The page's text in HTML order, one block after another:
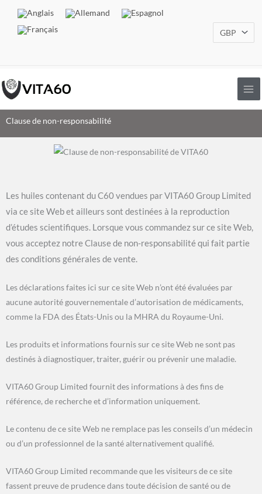
contenu
Clause de non-responsabilité
Les huiles contenant du C60 vendues par VITA60 Group Limited
via ce site Web et ailleurs sont destinées à la reproduction
d’études scientifiques. Lorsque vous commandez sur ce site Web,
vous acceptez notre Clause de non-responsabilité qui fait partie
des conditions générales de vente.
Les déclarations faites ici sur ce site Web n’ont été évaluées par
aucune autorité gouvernementale d’autorisation de médicaments,
comme la FDA des États-Unis ou la MHRA du Royaume-Uni.
Les produits et informations fournis sur ce site Web ne sont pas
destinés à diagnostiquer, traiter, guérir ou prévenir une maladie.
VITA60 Group Limited fournit des informations à des fins de
référence, de recherche et d’information uniquement.
Le contenu de ce site Web ne remplace pas les conseils d’un médecin
ou d’un professionnel de la santé alternativement qualifié.
VITA60 Group Limited recommande que les visiteurs de ce site
fassent preuve de prudence dans toute décision de santé ou de